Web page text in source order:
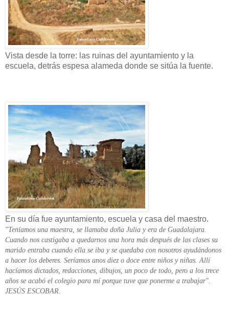
Vista desde la torre: las ruinas del ayuntamiento y la
escuela, detrás espesa alameda donde se sitúa la fuente.
En su día fue ayuntamiento, escuela y casa del maestro.
"Teníamos una maestra, se llamaba doña Julia y era de Guadalajara.
Cuando nos castigaba a quedarnos una hora más después de las clases su
marido entraba cuando ella se iba y se quedaba con nosotros ayudándonos
a hacer los deberes. Seríamos unos diez o doce entre niños y niñas. Allí
hacíamos dictados, redacciones, dibujos, un poco de todo, pero a los trece
años se acabó el colegio para mí porque tuve que ponerme a trabajar".
JESÚS ESCOBAR.